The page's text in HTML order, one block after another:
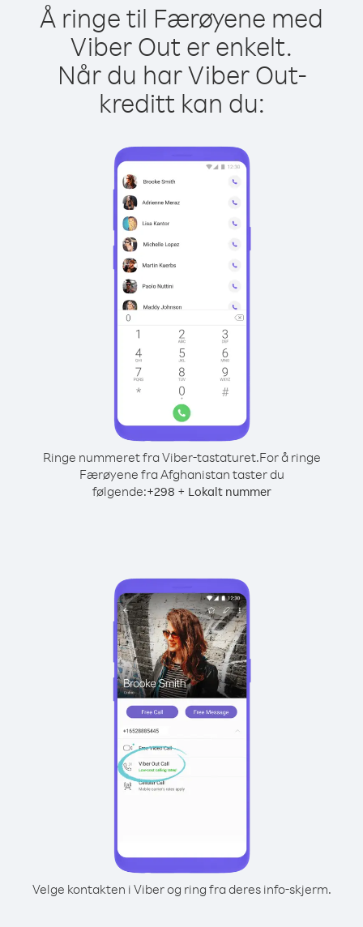
Å ringe til Færøyene med
Viber Out er enkelt.
Når du har Viber Out-
kreditt kan du:
Ringe nummeret fra Viber-tastaturet.For å ringe
Færøyene fra Afghanistan taster du
følgende:+298 + Lokalt nummer
Velge kontakten i Viber og ring fra deres info-skjerm.